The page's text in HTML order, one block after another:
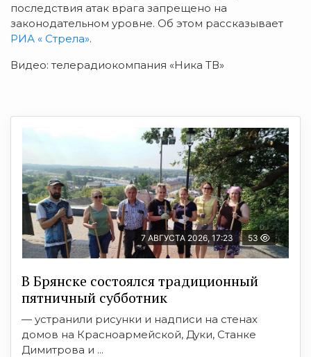
последствия атак врага запрещено на
законодательном уровне. Об этом рассказывает
РИА « Стрела».
Видео: телерадиокомпания «Ника ТВ»
7 АВГУСТА 2026, 17:23 53
В Брянске состоялся традиционный
пятничный субботник
— устранили рисунки и надписи на стенах
домов на Красноармейской, Дуки, Станке
Димитрова и ...